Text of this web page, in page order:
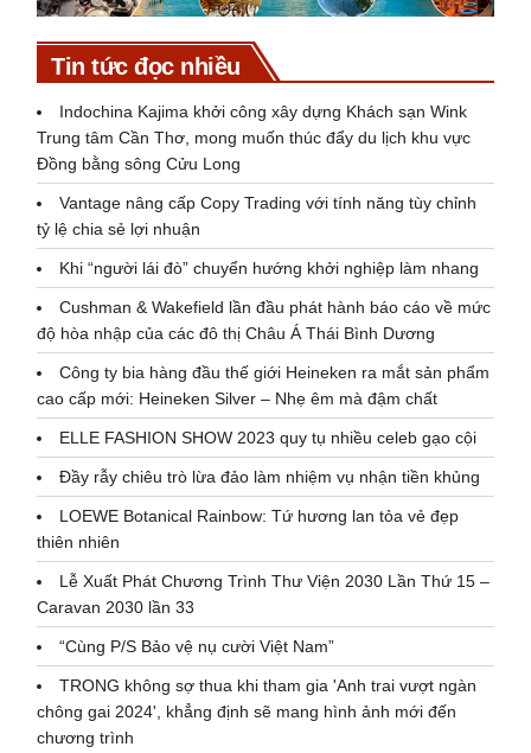
Tin tức đọc nhiều
Indochina Kajima khởi công xây dựng Khách sạn Wink
Trung tâm Cần Thơ, mong muốn thúc đẩy du lịch khu vực
Đồng bằng sông Cửu Long
Vantage nâng cấp Copy Trading với tính năng tùy chỉnh
tỷ lệ chia sẻ lợi nhuận
Khi “người lái đò” chuyển hướng khởi nghiệp làm nhang
Cushman & Wakefield lần đầu phát hành báo cáo về mức
độ hòa nhập của các đô thị Châu Á Thái Bình Dương
Công ty bia hàng đầu thế giới Heineken ra mắt sản phẩm
cao cấp mới: Heineken Silver – Nhẹ êm mà đậm chất
ELLE FASHION SHOW 2023 quy tụ nhiều celeb gạo cội
Đầy rẫy chiêu trò lừa đảo làm nhiệm vụ nhận tiền khủng
LOEWE Botanical Rainbow: Tứ hương lan tỏa vẻ đẹp
thiên nhiên
Lễ Xuất Phát Chương Trình Thư Viện 2030 Lần Thứ 15 –
Caravan 2030 lần 33
“Cùng P/S Bảo vệ nụ cười Việt Nam”
TRONG không sợ thua khi tham gia 'Anh trai vượt ngàn
chông gai 2024', khẳng định sẽ mang hình ảnh mới đến
chương trình